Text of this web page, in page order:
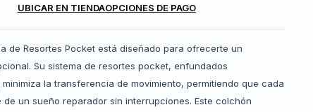
UBICAR EN TIENDAOPCIONES DE PAGO
de Resortes Pocket está diseñado para ofrecerte un
Su sistema de resortes pocket, enfundados
la transferencia de movimiento, permitiendo que cada
de un sueño reparador sin interrupciones. Este colchón